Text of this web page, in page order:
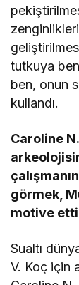
tutkuya
ben, onun
kullandı.
Caroline
görmek,
motive
Sualtı
V. Koç için